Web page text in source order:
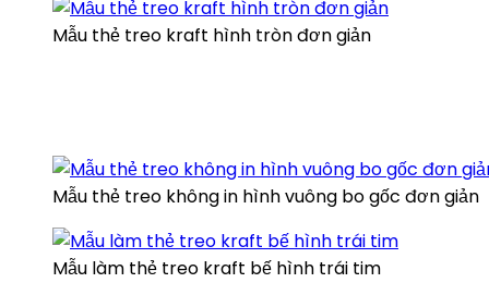
Mẫu thẻ treo kraft hình tròn đơn giản
Mẫu thẻ treo không in hình vuông bo gốc đơn giản
Mẫu làm thẻ treo kraft bế hình trái tim